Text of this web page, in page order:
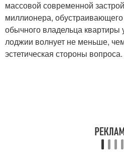
Остекление на балконе
массовой современной
миллионера,
обычного владельца
лоджии волнует не меньше,
эстетическая стороны вопроса.